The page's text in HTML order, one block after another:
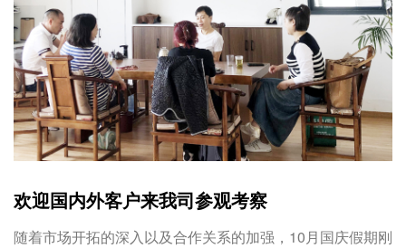
欢迎国内外客户来我司参观考察
随着市场开拓的深入以及合作关系的加强，10月国庆假期刚